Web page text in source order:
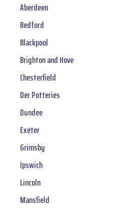
Aberdeen
Bedford
Blackpool
Brighton and Hove
Chesterfield
Der Potteries
Dundee
Exeter
Grimsby
Ipswich
Lincoln
Mansfield